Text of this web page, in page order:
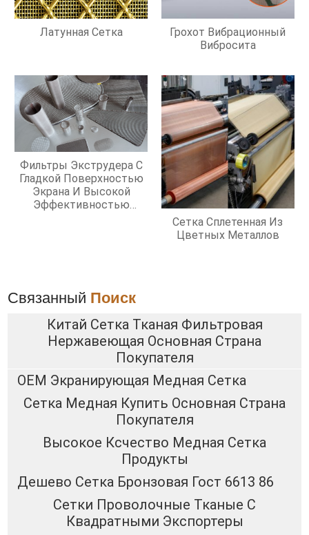
Латунная Сетка
Грохот Вибрационный
Вибросита
Фильтры Экструдера С
Гладкой Поверхностью
Экрана И Высокой
Эффективностью
Сетка Сплетенная Из
Цветных Металлов
Связанный Поиск
Китай Сетка Тканая Фильтровая
Нержавеющая Основная Страна
Покупателя
OEM Экранирующая Медная Сетка
Сетка Медная Купить Основная Страна
Покупателя
Высокое Ксчество Медная Сетка
Продукты
Дешево Сетка Бронзовая Гост 6613 86
Сетки Проволочные Тканые С
Квадратными Экспортеры